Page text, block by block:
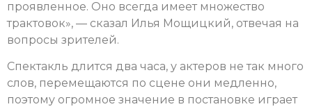
проявленное. Оно всегда имеет множество
трактовок», — сказал Илья Мощицкий, отвечая на
вопросы зрителей.
Спектакль длится два часа, у актеров не так много
слов, перемещаются по сцене они медленно,
поэтому огромное значение в постановке играет